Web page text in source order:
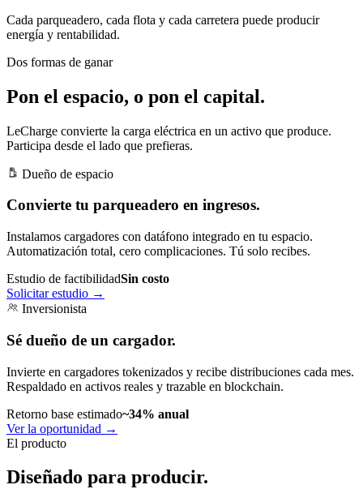
Cada parqueadero, cada flota y cada carretera puede producir
energía y rentabilidad.
Dos formas de ganar
Pon el espacio, o pon el capital.
LeCharge convierte la carga eléctrica en un activo que produce.
Participa desde el lado que prefieras.
Dueño de espacio
Convierte tu parqueadero en ingresos.
Instalamos cargadores con datáfono integrado en tu espacio.
Automatización total, cero complicaciones. Tú solo recibes.
Estudio de factibilidadSin costo
Solicitar estudio →
Inversionista
Sé dueño de un cargador.
Invierte en cargadores tokenizados y recibe distribuciones cada mes.
Respaldado en activos reales y trazable en blockchain.
Retorno base estimado~34% anual
Ver la oportunidad →
El producto
Diseñado para producir.